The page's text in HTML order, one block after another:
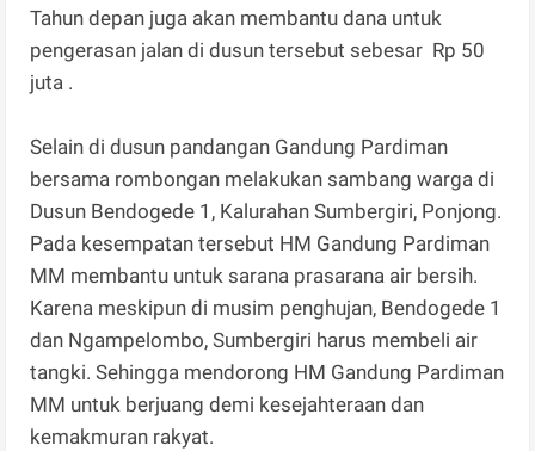
Tahun depan juga akan membantu dana untuk
pengerasan jalan di dusun tersebut sebesar Rp 50
juta .
Selain di dusun pandangan Gandung Pardiman
bersama rombongan melakukan sambang warga di
Dusun Bendogede 1, Kalurahan Sumbergiri, Ponjong.
Pada kesempatan tersebut HM Gandung Pardiman
MM membantu untuk sarana prasarana air bersih.
Karena meskipun di musim penghujan, Bendogede 1
dan Ngampelombo, Sumbergiri harus membeli air
tangki. Sehingga mendorong HM Gandung Pardiman
MM untuk berjuang demi kesejahteraan dan
kemakmuran rakyat.